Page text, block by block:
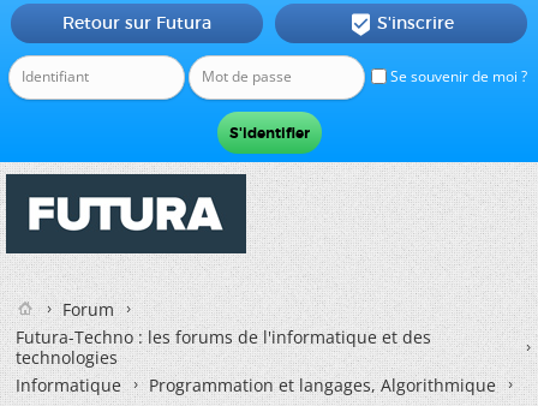
Se souvenir de moi ?
Retour sur Futura  S'inscrire
Forum
Futura-Techno : les forums de l'informatique et des
technologies
Informatique
Programmation et langages, Algorithmique